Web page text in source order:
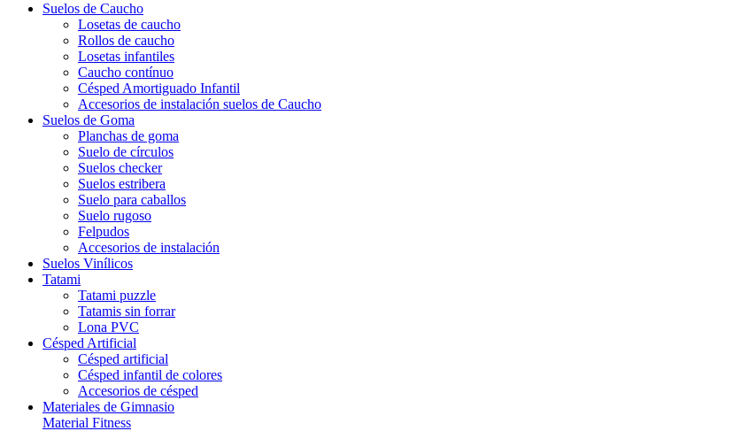
Suelos de Caucho
Losetas de caucho
Rollos de caucho
Losetas infantiles
Caucho contínuo
Césped Amortiguado Infantil
Accesorios de instalación suelos de Caucho
Suelos de Goma
Planchas de goma
Suelo de círculos
Suelos checker
Suelos estribera
Suelo para caballos
Suelo rugoso
Felpudos
Accesorios de instalación
Suelos Vinílicos
Tatami
Tatami puzzle
Tatamis sin forrar
Lona PVC
Césped Artificial
Césped artificial
Césped infantil de colores
Accesorios de césped
Materiales de Gimnasio
Material Fitness